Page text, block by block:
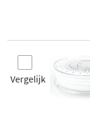
Vergelijk